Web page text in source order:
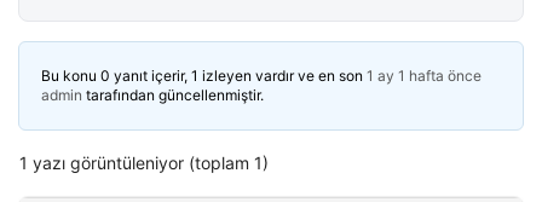
Bu konu 0 yanıt içerir, 1 izleyen vardır ve en son 1 ay 1 hafta önce
admin tarafından güncellenmiştir.
1 yazı görüntüleniyor (toplam 1)